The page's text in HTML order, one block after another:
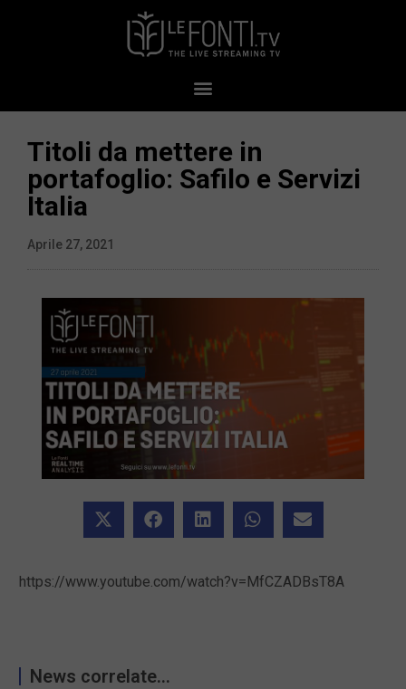
Titoli da mettere in
portafoglio: Safilo e Servizi
Italia
Aprile 27, 2021
https://www.youtube.com/watch?v=MfCZADBsT8A
News correlate...